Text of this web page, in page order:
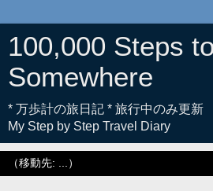
100,000 Steps to
Somewhere
* 万歩計の旅日記 * 旅行中のみ更新
My Step by Step Travel Diary